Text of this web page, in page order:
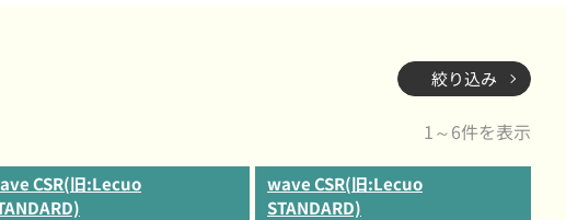
絞り込み
1～6件を表示
CSR(旧:Lecuo
wave CSR(旧:Lecuo
STANDARD)